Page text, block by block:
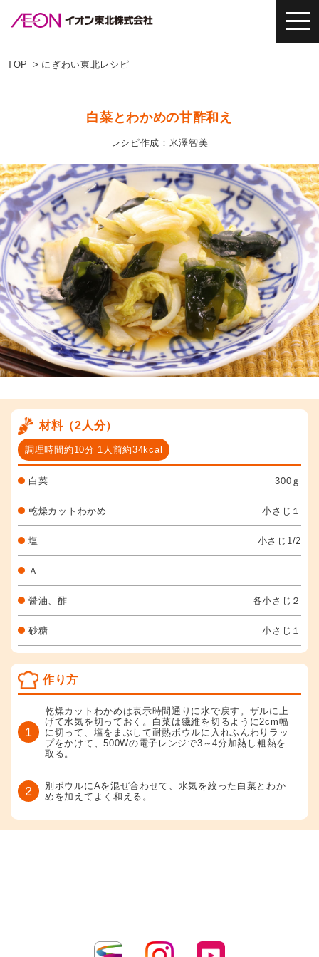
TOP にぎわい東北レシピ
白菜とわかめの甘酢和え
レシピ作成：米澤智美
材料（2人分）
調理時間約10分 1人前約34kcal
白菜 300ｇ
乾燥カットわかめ 小さじ１
塩 小さじ1/2
Ａ
醤油、酢 各小さじ２
砂糖 小さじ１
作り方
1
乾燥カットわかめは表示時間通りに水で戻す。ザルに上
げて水気を切っておく。白菜は繊維を切るように2cm幅
に切って、塩をまぶして耐熱ボウルに入れふんわりラッ
プをかけて、500Wの電子レンジで3～4分加熱し粗熱を
取る。
2
別ボウルにAを混ぜ合わせて、水気を絞った白菜とわか
めを加えてよく和える。